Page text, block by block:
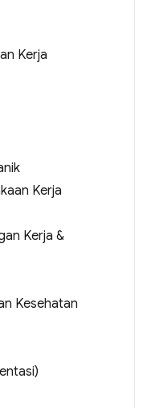
Kerja
Kerja
Kerja &
Kesehatan